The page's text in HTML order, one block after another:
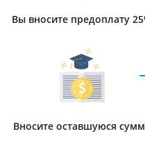
Вы вносите предоплату
Вносите оставшуюся